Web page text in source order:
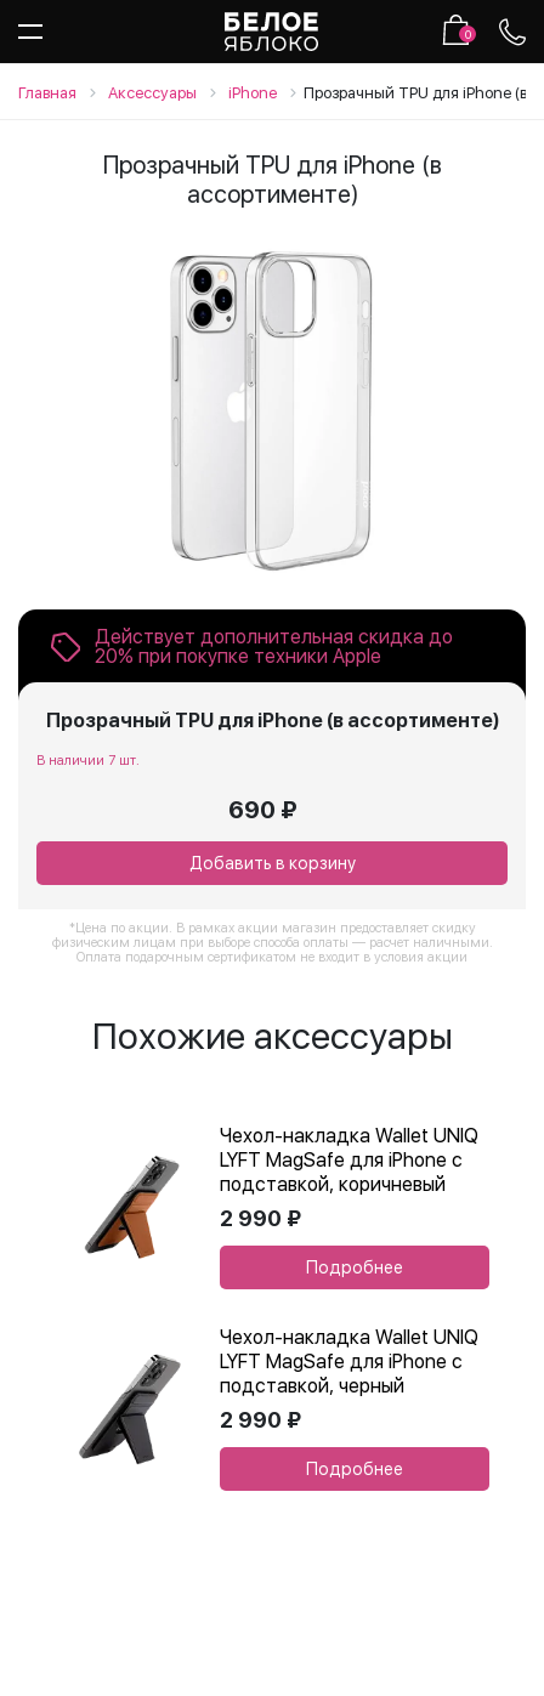
0
Главная Аксессуары iPhone Прозрачный TPU для iPhone (в
Прозрачный TPU для iPhone (в
ассортименте)
Действует дополнительная скидка до
20% при покупке техники Apple
Прозрачный TPU для iPhone (в ассортименте)
В наличии 7 шт.
690 ₽
Добавить в корзину
*Цена по акции. В рамках акции магазин предоставляет скидку
физическим лицам при выборе способа оплаты — расчет наличными.
Оплата подарочным сертификатом не входит в условия акции
Похожие аксессуары
Чехол-накладка Wallet UNIQ
LYFT MagSafe для iPhone с
подставкой, коричневый
2 990 ₽
Подробнее
Чехол-накладка Wallet UNIQ
LYFT MagSafe для iPhone с
подставкой, черный
2 990 ₽
Подробнее